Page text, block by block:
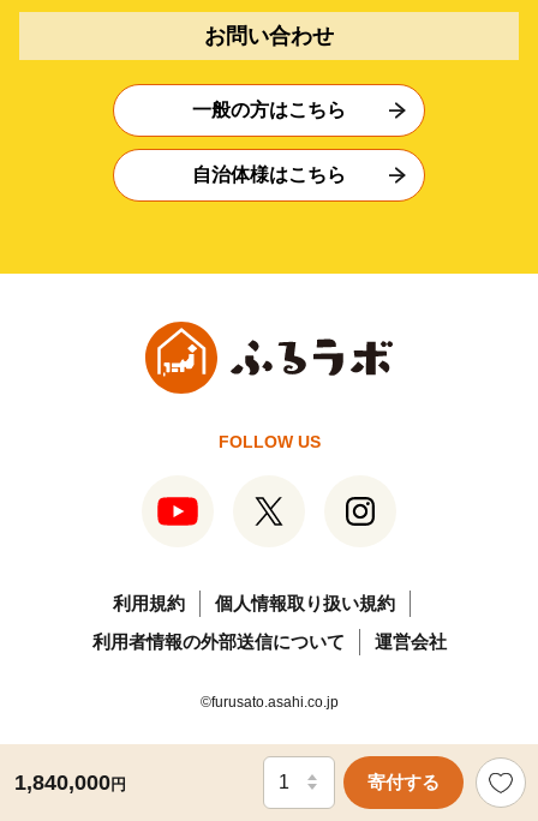
1,840,000円 寄付する
お問い合わせ
一般の方はこちら
自治体様はこちら
FOLLOW US
利用規約
個人情報取り扱い規約
利用者情報の外部送信について
運営会社
©furusato.asahi.co.jp